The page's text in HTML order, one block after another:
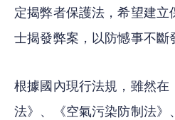
定揭弊者保護法，希望建立
士揭發弊案，以防憾事不斷
根據國內現行法規，雖然在
法》、《空氣污染防制法》